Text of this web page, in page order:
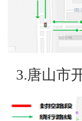
3.唐山市